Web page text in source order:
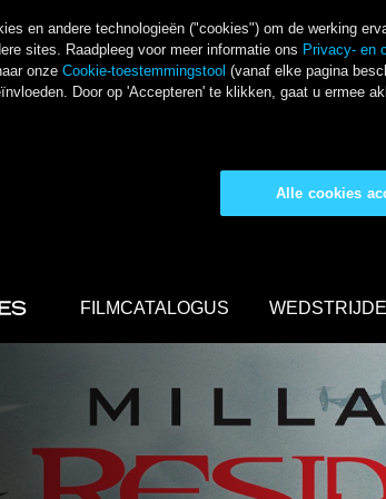
en andere technologieën ("cookies") om de werking
sites. Raadpleeg voor meer informatie ons Privacy- en
onze Cookie-toestemmingstool (vanaf elke pagina
Door op 'Accepteren' te klikken, gaat u ermee
Alle cookies
FILMCATALOGUS